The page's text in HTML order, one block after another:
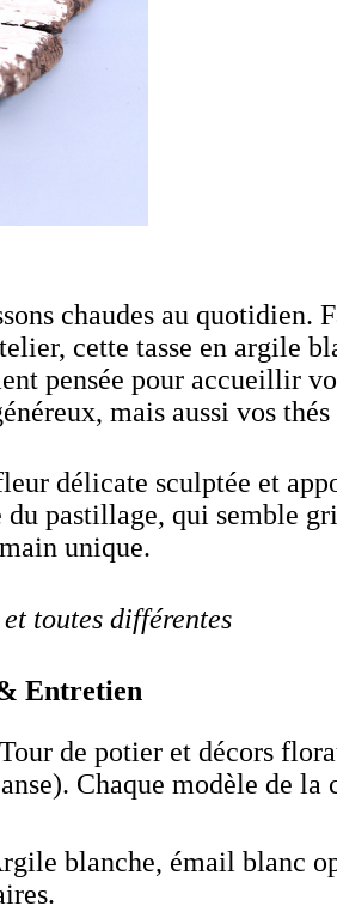
chaudes au quotidien.
cette tasse en argile
pensée pour accueillir
mais aussi vos
délicate sculptée et
du pastillage, qui semble
unique.
toutes différentes
Entretien
Tour de potier et décors
Chaque modèle de
blanche, émail blanc